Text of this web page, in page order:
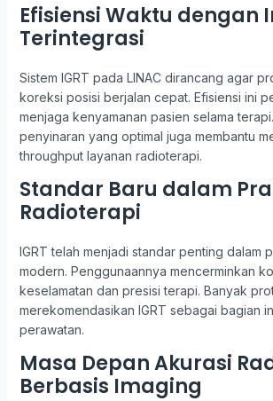
Efisiensi Waktu dengan
Terintegrasi
Sistem IGRT pada LINAC dirancang agar
koreksi posisi berjalan cepat. Efisiensi ini
menjaga kenyamanan pasien selama
penyinaran yang optimal juga membantu
throughput layanan radioterapi.
Standar Baru dalam
Radioterapi
IGRT telah menjadi standar penting dalam
modern. Penggunaannya mencerminkan
keselamatan dan presisi terapi. Banyak
merekomendasikan IGRT sebagai bagian
perawatan.
Masa Depan Akurasi
Berbasis Imaging